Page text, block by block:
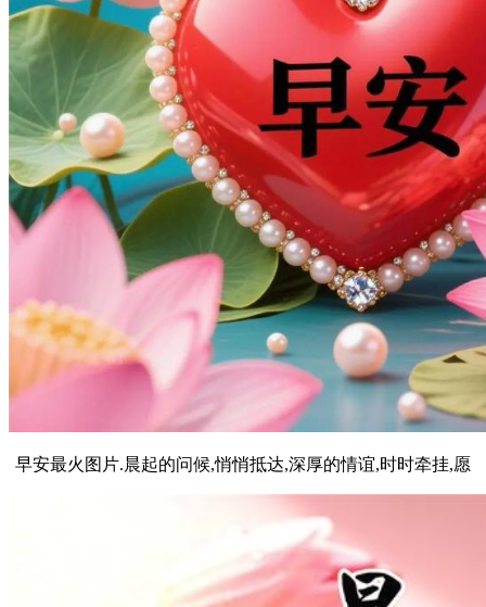
早安最火图片.晨起的问候,悄悄抵达,深厚的情谊,时时牵挂,愿